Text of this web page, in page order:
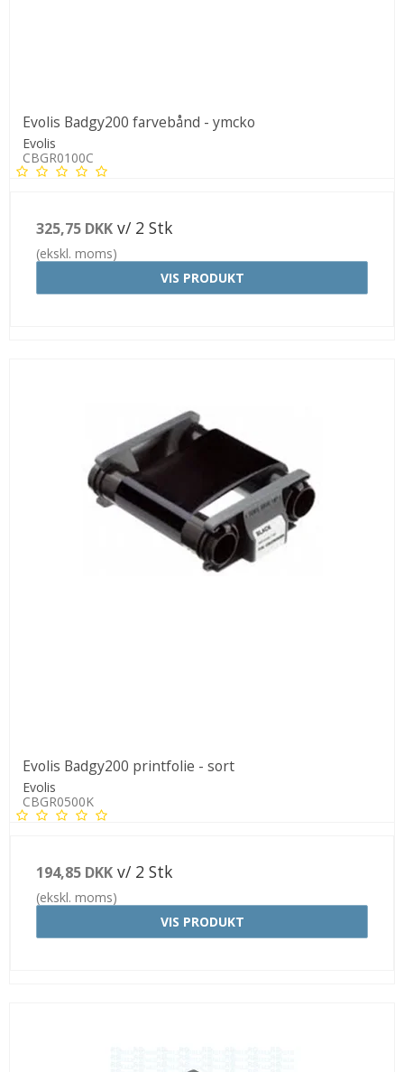
Evolis Badgy200 farvebånd - ymcko
Evolis
CBGR0100C
325,75 DKK v/ 2 Stk
(ekskl. moms)
VIS PRODUKT
Evolis Badgy200 printfolie - sort
Evolis
CBGR0500K
194,85 DKK v/ 2 Stk
(ekskl. moms)
VIS PRODUKT